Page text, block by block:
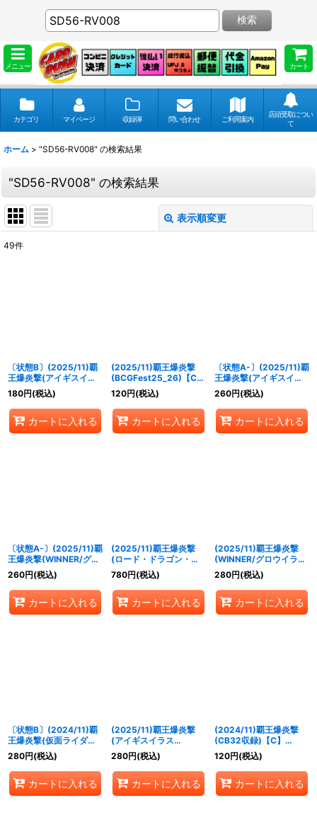
メニュー カート
検索
カテゴリ マイページ 収録弾 問い合わせ ご利用案内
店頭受取につい
て
ホーム > "SD56-RV008" の検索結果
"SD56-RV008" の検索結果
表示順変更
絞り込む
49件
〔状態B〕(2025/11)覇
王爆炎撃(アイギスイラ
スト/SD70収録)【C】
{SD56-RV008
180円(税込)
カートに入れる
(2025/11)覇王爆炎撃
(BCGFest25_26)【C】
{SD56-RV008
120円(税込)
カートに入れる
〔状態A-〕(2025/11)覇
王爆炎撃(アイギスイラ
スト/SD70収録)【C】
{SD56-RV008
260円(税込)
カートに入れる
〔状態A-〕(2025/11)覇
王爆炎撃(WINNER/グロ
ウイラスト)【C】
{SD56-RV008
260円(税込)
カートに入れる
(2025/11)覇王爆炎撃
(ロード・ドラゴン・バ
ゼル&バーニング・ソウ
ルドラゴンイラスト)
【C】{SD56-RV008}
《赤》
780円(税込)
カートに入れる
(2025/11)覇王爆炎撃
(WINNER/グロウイラス
ト)【C】{SD56-
RV008}《赤》
280円(税込)
カートに入れる
〔状態B〕(2024/11)覇
王爆炎撃(仮面ライダー
クウガイラスト)【C】
{SD56-RV008
280円(税込)
カートに入れる
(2025/11)覇王爆炎撃
(アイギスイラス
ト/SD70収録)【C】
{SD56-RV008
280円(税込)
カートに入れる
(2024/11)覇王爆炎撃
(CB32収録)【C】
{SD56-RV008
120円(税込)
カートに入れる